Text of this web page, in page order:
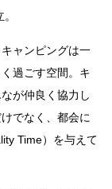
ャンピングは一
過ごす空間。キ
が仲良く協力し
でなく、都会に
Time）を与えて